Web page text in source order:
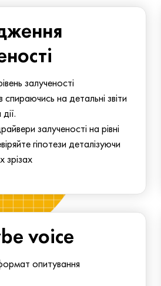
залученості
спираючись на детальні звіти
залученості на рівні
гіпотези деталізуючи
зрізах
voice
опитування